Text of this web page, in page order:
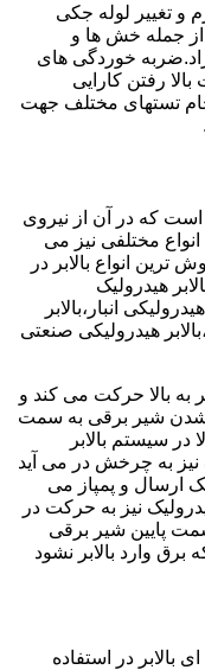
و تغییر لوله جکی
جمله خش ها و
خوردگی های
رفتن کارایی
تستهای مختلف جهت
است که در آن از نیروی
مختلفی نیز می
ترین انواع بالابر در
هیدرولیک
انبار،بالابر
هیدرولیکی صنعتی
به بالا حرکت می کند و
شیر برقی به سمت
سیستم بالابر
نیز به چرخش در می آید
ارسال و پمپاز می
نیز به حرکت در
پایین شیر برقی
وارد بالابر نشود
بالابر در استفاده